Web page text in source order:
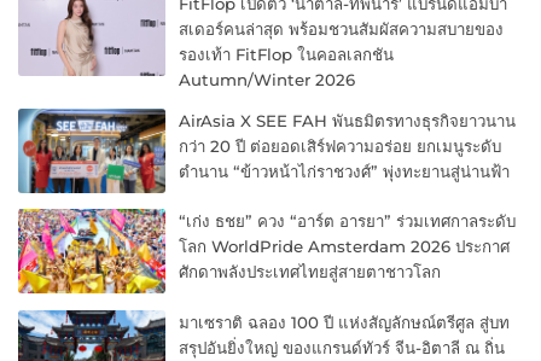
FitFlop เปิดตัว ‘น้ำตาล-ทิพนารี’ แบรนด์แอมบา
สเดอร์คนล่าสุด พร้อมชวนสัมผัสความสบายของ
รองเท้า FitFlop ในคอลเลกชัน
Autumn/Winter 2026
AirAsia X SEE FAH พันธมิตรทางธุรกิจยาวนาน
กว่า 20 ปี ต่อยอดเสิร์ฟความอร่อย ยกเมนูระดับ
ตำนาน “ข้าวหน้าไก่ราชวงศ์” พุ่งทะยานสู่น่านฟ้า
“เก่ง ธชย” ควง “อาร์ต อารยา” ร่วมเทศกาลระดับ
โลก WorldPride Amsterdam 2026 ประกาศ
ศักดาพลังประเทศไทยสู่สายตาชาวโลก
มาเซราติ ฉลอง 100 ปี แห่งสัญลักษณ์ตรีศูล สู่บท
สรุปอันยิ่งใหญ่ ของแกรนด์ทัวร์ จีน-อิตาลี ณ ถิ่น